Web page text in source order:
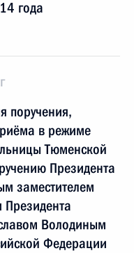
года
поручения,
в режиме
Тюменской
Президента
заместителем
Президента
Володиным
Федерации